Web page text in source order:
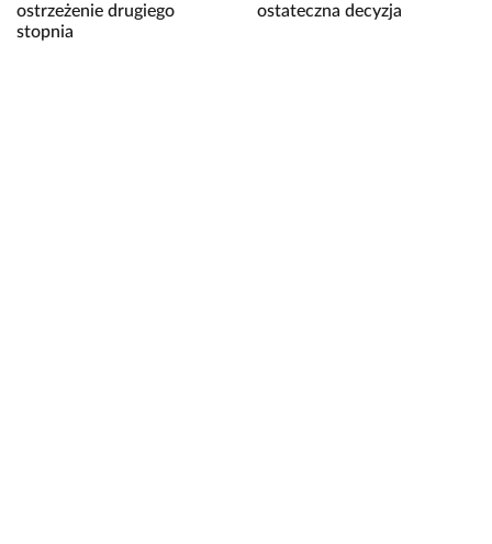
ostrzeżenie drugiego
stopnia
ostateczna decyzja